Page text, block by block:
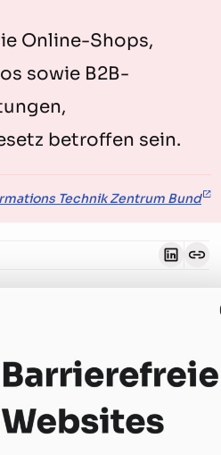
Online-Shops,
sowie B2B-
betroffen sein.
Technik Zentrum Bund